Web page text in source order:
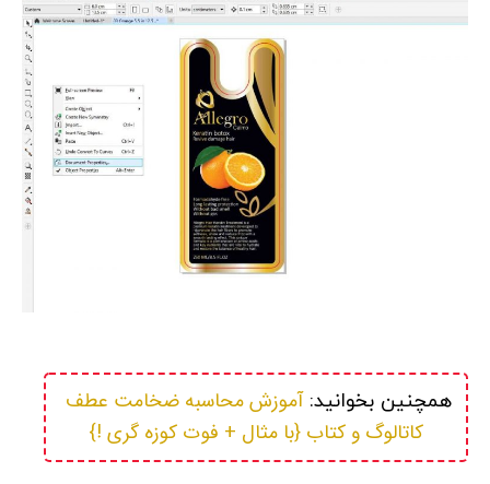
همچنین بخوانید:
کاتالوگ و کتاب {با مثال + فوت کوزه گری !}